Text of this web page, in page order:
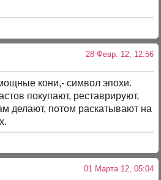
28 Февр. 12, 12:56
кони,- символ эпохи.
покупают, реставрируют,
делают, потом раскатывают на
01 Марта 12, 05:04